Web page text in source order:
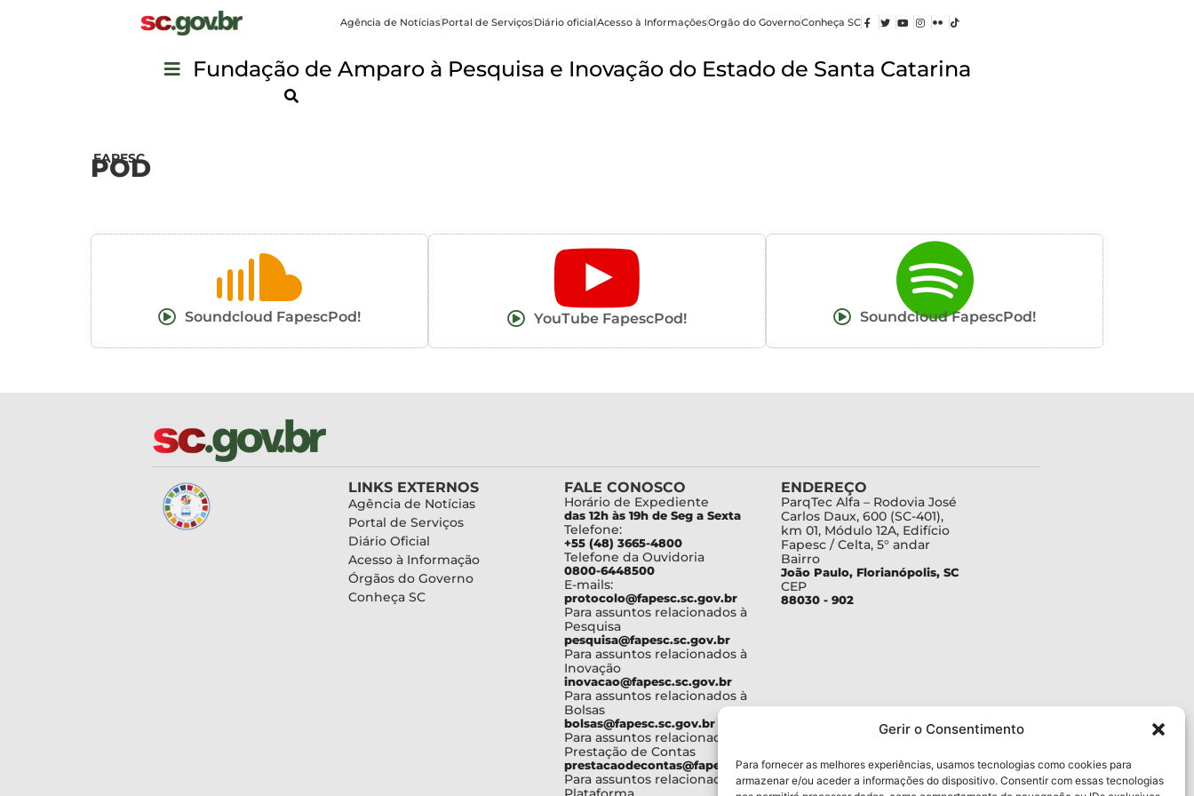
Gerir o Consentimento
Para fornecer as melhores experiências, usamos tecnologias como cookies para
armazenar e/ou aceder a informações do dispositivo. Consentir com essas tecnologias
Agência de NotíciasPortal de ServiçosDiário oficialAcesso à InformaçõesOrgão do GovernoConheça SC
Fundação de Amparo à Pesquisa e Inovação do Estado de Santa Catarina
FAPESC
POD
Soundcloud FapescPod! YouTube FapescPod! Soundcloud FapescPod!
LINKS EXTERNOS
Agência de Notícias
Portal de Serviços
Diário Oficial
Acesso à Informação
Órgãos do Governo
Conheça SC
FALE CONOSCO
Horário de Expediente
das 12h às 19h de Seg a Sexta
Telefone:
+55 (48) 3665-4800
Telefone da Ouvidoria
0800-6448500
E-mails:
protocolo@fapesc.sc.gov.br
Para assuntos relacionados à
Pesquisa
pesquisa@fapesc.sc.gov.br
Para assuntos relacionados à
Inovação
inovacao@fapesc.sc.gov.br
Para assuntos relacionados à
Bolsas
bolsas@fapesc.sc.gov.br
Para assuntos relacionados à
Prestação de Contas
prestacaodecontas@fapesc.sc.gov.br
Para assuntos relacionados à
ENDEREÇO
ParqTec Alfa – Rodovia José
Carlos Daux, 600 (SC-401),
km 01, Módulo 12A, Edifício
Fapesc / Celta, 5° andar
Bairro
João Paulo, Florianópolis, SC
CEP
88030 - 902